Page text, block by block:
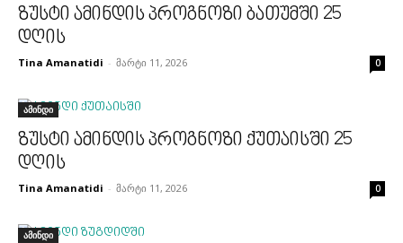
ზუსტი ამინდის პროგნოზი ბათუმში 25
დღის
Tina Amanatidi - მარტი 11, 2026 0
ამინდი
ზუსტი ამინდის პროგნოზი ქუთაისში 25
დღის
Tina Amanatidi - მარტი 11, 2026 0
ამინდი